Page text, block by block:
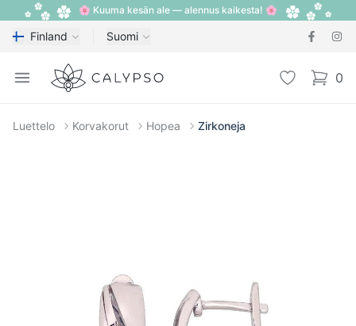
🌸 Kuuma kesän ale — alennus kaikesta! 🌸
Finland Suomi
Open menu
Calypso Toivelista 0
items
Luettelo Korvakorut Hopea Zirkoneja